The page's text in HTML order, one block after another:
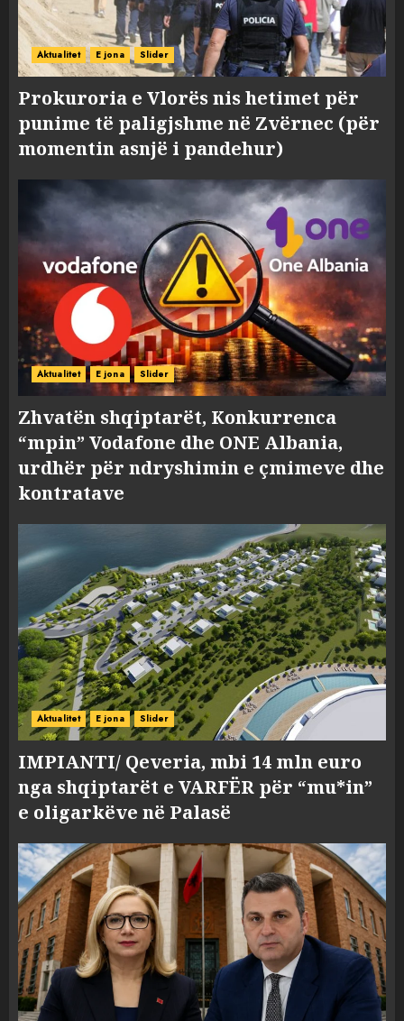
Aktualitet E jona Slider
Prokuroria e Vlorës nis hetimet për
punime të paligjshme në Zvërnec (për
momentin asnjë i pandehur)
Aktualitet E jona Slider
Zhvatën shqiptarët, Konkurrenca
“mpin” Vodafone dhe ONE Albania,
urdhër për ndryshimin e çmimeve dhe
kontratave
Aktualitet E jona Slider
IMPIANTI/ Qeveria, mbi 14 mln euro
nga shqiptarët e VARFËR për “mu*in”
e oligarkëve në Palasë